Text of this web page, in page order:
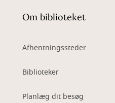
Om biblioteket
Afhentningssteder
Biblioteker
Planlæg dit besøg